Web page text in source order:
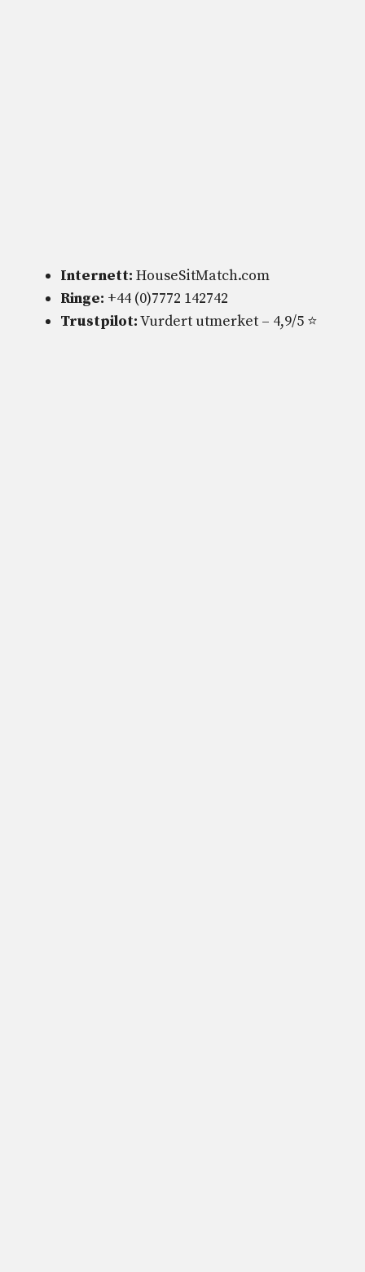
Internett: HouseSitMatch.com
Ringe: +44 (0)7772 142742
Trustpilot:Vurdert utmerket – 4,9/5 ⭐